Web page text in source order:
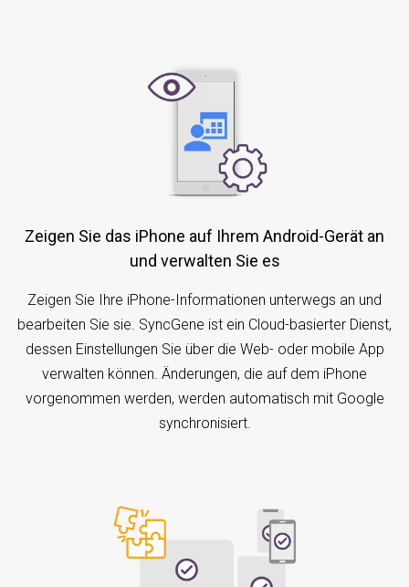
Zeigen Sie das iPhone auf Ihrem Android-Gerät an
und verwalten Sie es
Zeigen Sie Ihre iPhone-Informationen unterwegs an und
bearbeiten Sie sie. SyncGene ist ein Cloud-basierter Dienst,
dessen Einstellungen Sie über die Web- oder mobile App
verwalten können. Änderungen, die auf dem iPhone
vorgenommen werden, werden automatisch mit Google
synchronisiert.